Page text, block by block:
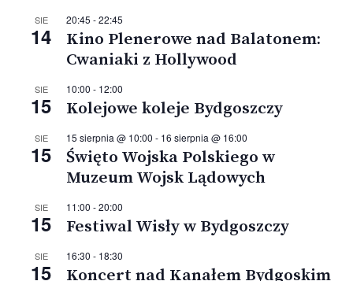
SIE
14
20:45 -22:45
Kino Plenerowe nad Balatonem:
Cwaniaki z Hollywood
SIE
15
10:00 - 12:00
Kolejowe koleje Bydgoszczy
SIE
15
15 sierpnia @ 10:00 - 16 sierpnia @ 16:00
Święto Wojska Polskiego w
Muzeum Wojsk Lądowych
SIE
15
11:00 -20:00
Festiwal Wisły w Bydgoszczy
SIE
15
16:30 - 18:30
Koncert nad Kanałem Bydgoskim